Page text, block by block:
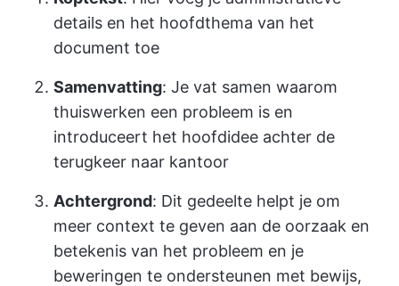
details en het hoofdthema van het
document toe
Samenvatting: Je vat samen waarom
thuiswerken een probleem is en
introduceert het hoofdidee achter de
terugkeer naar kantoor
Achtergrond: Dit gedeelte helpt je om
meer context te geven aan de oorzaak en
betekenis van het probleem en je
beweringen te ondersteunen met bewijs,